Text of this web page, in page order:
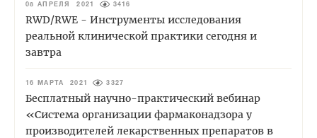
08 АПРЕЛЯ 2021 3416
RWD/RWE - Инструменты исследования
реальной клинической практики сегодня и
завтра
16 МАРТА 2021 3327
Бесплатный научно-практический вебинар
«Система организации фармаконадзора у
производителей лекарственных препаратов в